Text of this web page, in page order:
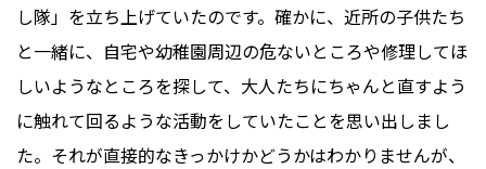
し隊」を立ち上げていたのです。確かに、近所の子供たち
と一緒に、自宅や幼稚園周辺の危ないところや修理してほ
しいようなところを探して、大人たちにちゃんと直すよう
に触れて回るような活動をしていたことを思い出しまし
た。それが直接的なきっかけかどうかはわかりませんが、